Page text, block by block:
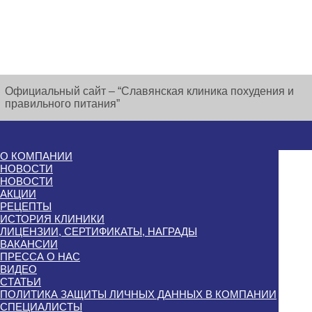
Официальный сайт – “Славянская клиника похудения и
правильного питания”
О КОМПАНИИ
НОВОСТИ
НОВОСТИ
АКЦИИ
РЕЦЕПТЫ
ИСТОРИЯ КЛИНИКИ
ЛИЦЕНЗИИ, СЕРТИФИКАТЫ, НАГРАДЫ
ВАКАНСИИ
ПРЕССА О НАС
ВИДЕО
СТАТЬИ
ПОЛИТИКА ЗАЩИТЫ ЛИЧНЫХ ДАННЫХ В КОМПАНИИ
СПЕЦИАЛИСТЫ